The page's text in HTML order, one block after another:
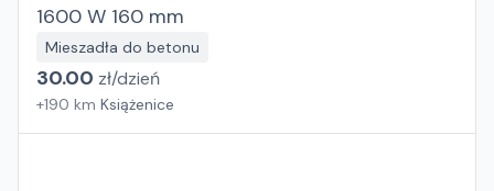
1600 W 160 mm
Mieszadła do betonu
30.00 zł/dzień
+190 km Książenice